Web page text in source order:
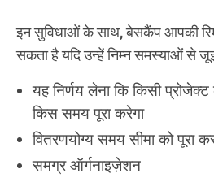
इन सुविधाओं के साथ, बेसकैंप आपकी
सकता है यदि उन्हें निम्न समस्याओं से
यह निर्णय लेना कि किसी
किस समय पूरा करेगा
वितरणयोग्य समय सीमा को पूरा
समग्र ऑर्गनाइज़ेशन